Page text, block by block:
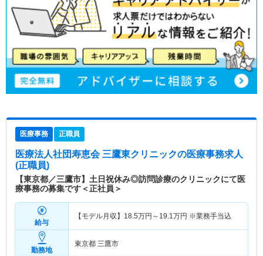
医療事務 正職員
医療法人社団寿恵会 三鷹東クリニックの医療事務求人
(正職員)
【東京都／三鷹市】土日祝休み◎訪問診療のクリニックにて医
療事務の募集です＜正社員＞
給与
【モデル月収】 18.5万円～ 19.1万円 ※業務手当込
勤務地
東京都 三鷹市